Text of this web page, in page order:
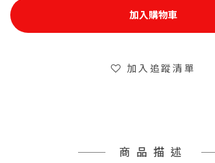
加入購物車
加入追蹤清單
商品描述